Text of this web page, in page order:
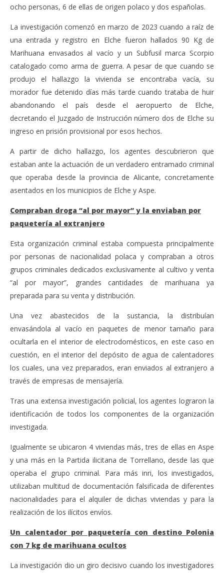
ocho personas, 6 de ellas de origen polaco y dos españolas.
La investigación comenzó en marzo de 2023 cuando a raíz de
una entrada y registro en Elche fueron hallados 90 Kg de
Marihuana envasados al vacío y un Subfusil marca Scorpio
catalogado como arma de guerra. A pesar de que cuando se
produjo el hallazgo la vivienda se encontraba vacía, su
morador fue detenido días más tarde cuando trataba de huir
abandonando el país desde el aeropuerto de Elche,
decretando el Juzgado de Instrucción número dos de Elche su
ingreso en prisión provisional por esos hechos.
A partir de dicho hallazgo, los agentes descubrieron que
estaban ante la actuación de un verdadero entramado criminal
que operaba desde la provincia de Alicante, concretamente
asentados en los municipios de Elche y Aspe.
Compraban droga “al por mayor” y la enviaban por
paquetería al extranjero
Esta organización criminal estaba compuesta principalmente
por personas de nacionalidad polaca y compraban a otros
grupos criminales dedicados exclusivamente al cultivo y venta
“al por mayor”, grandes cantidades de marihuana ya
preparada para su venta y distribución.
Una vez abastecidos de la sustancia, la distribuían
envasándola al vacío en paquetes de menor tamaño para
ocultarla en el interior de electrodomésticos, en este caso en
cuestión, en el interior del depósito de agua de calentadores
los cuales, una vez preparados, eran enviados al extranjero a
través de empresas de mensajería.
Tras una extensa investigación policial, los agentes lograron la
identificación de todos los componentes de la organización
investigada.
Igualmente se ubicaron 4 viviendas más, tres de ellas en Aspe
y una más en la Partida ilicitana de Torrellano, desde las que
operaba el grupo criminal. Para más inri, los investigados,
utilizaban multitud de documentación falsificada de diferentes
nacionalidades para el alquiler de dichas viviendas y para la
realización de los ilícitos envíos.
Un calentador por paquetería con destino Polonia
con 7 kg de marihuana ocultos
La investigación dio un giro decisivo cuando los investigadores